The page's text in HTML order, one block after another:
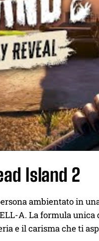
Island 2
ambientato in
A. La formula
e il carisma che ti